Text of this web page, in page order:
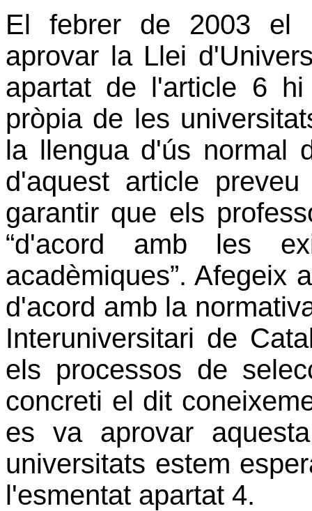
El febrer de 2003 el
aprovar la Llei
apartat de l'article 6 hi
pròpia de les
la llengua d'ús normal
d'aquest article
garantir que els
“d'acord amb les
acadèmiques”. Afegeix
d'acord amb la
Interuniversitari de
els processos de
concreti el dit
es va aprovar
universitats estem
l'esmentat apartat 4.